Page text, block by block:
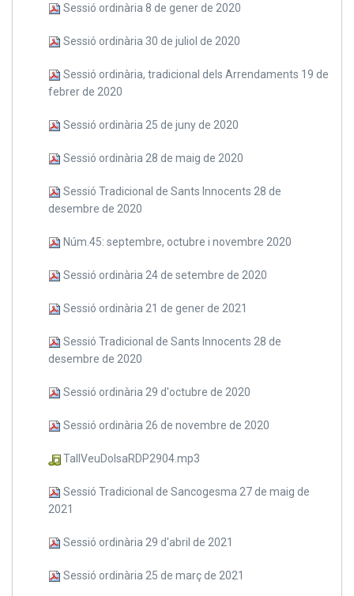
Sessió ordinària 8 de gener de 2020
Sessió ordinària 30 de juliol de 2020
Sessió ordinària, tradicional dels Arrendaments 19 de
febrer de 2020
Sessió ordinària 25 de juny de 2020
Sessió ordinària 28 de maig de 2020
Sessió Tradicional de Sants Innocents 28 de
desembre de 2020
Núm.45: septembre, octubre i novembre 2020
Sessió ordinària 24 de setembre de 2020
Sessió ordinària 21 de gener de 2021
Sessió Tradicional de Sants Innocents 28 de
desembre de 2020
Sessió ordinària 29 d'octubre de 2020
Sessió ordinària 26 de novembre de 2020
TallVeuDolsaRDP2904.mp3
Sessió Tradicional de Sancogesma 27 de maig de
2021
Sessió ordinària 29 d'abril de 2021
Sessió ordinària 25 de març de 2021